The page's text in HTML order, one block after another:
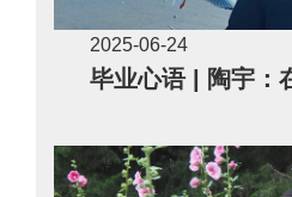
24
2025-06
毕业心语 | 陶宇：